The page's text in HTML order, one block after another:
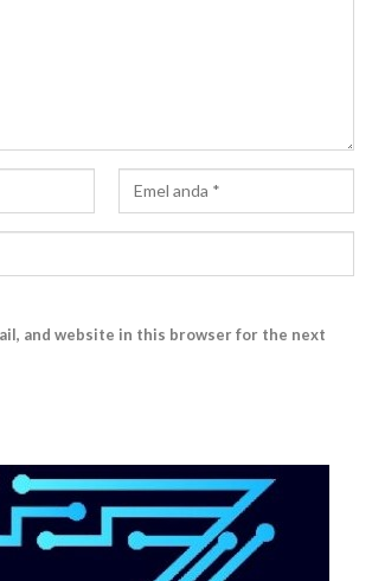
and website in this browser for the next